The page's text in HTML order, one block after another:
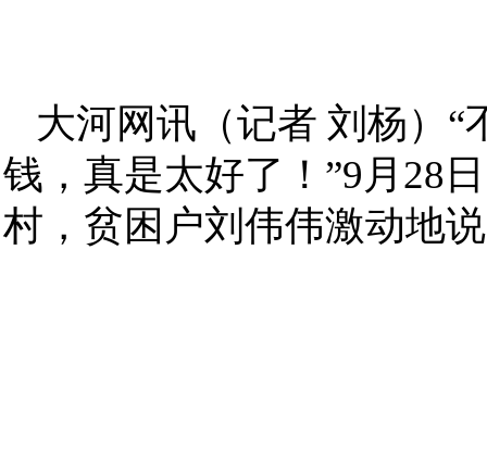
大河网讯（记者 刘杨）
钱，真是太好了！”9月28
村，贫困户刘伟伟激动地